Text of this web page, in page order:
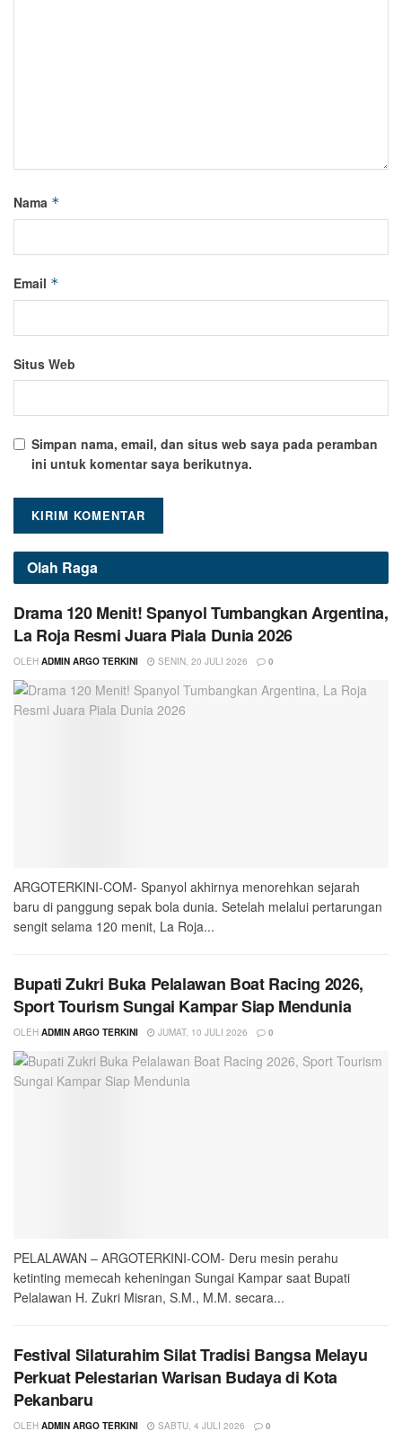
Nama *
Email *
Situs Web
Simpan nama, email, dan situs web saya pada peramban
ini untuk komentar saya berikutnya.
Olah Raga
Drama 120 Menit! Spanyol Tumbangkan Argentina,
La Roja Resmi Juara Piala Dunia 2026
OLEH ADMIN ARGO TERKINI SENIN, 20 JULI 2026 0
ARGOTERKINI-COM- Spanyol akhirnya menorehkan sejarah
baru di panggung sepak bola dunia. Setelah melalui pertarungan
sengit selama 120 menit, La Roja...
Bupati Zukri Buka Pelalawan Boat Racing 2026,
Sport Tourism Sungai Kampar Siap Mendunia
OLEH ADMIN ARGO TERKINI JUMAT, 10 JULI 2026 0
PELALAWAN – ARGOTERKINI-COM- Deru mesin perahu
ketinting memecah keheningan Sungai Kampar saat Bupati
Pelalawan H. Zukri Misran, S.M., M.M. secara...
Festival Silaturahim Silat Tradisi Bangsa Melayu
Perkuat Pelestarian Warisan Budaya di Kota
Pekanbaru
OLEH ADMIN ARGO TERKINI SABTU, 4 JULI 2026 0